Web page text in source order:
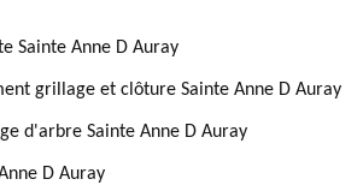
Sainte Anne D Auray
grillage et clôture Sainte Anne D Auray
d'arbre Sainte Anne D Auray
D Auray